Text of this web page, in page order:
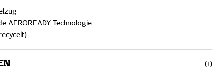
AEROREADY Technologie